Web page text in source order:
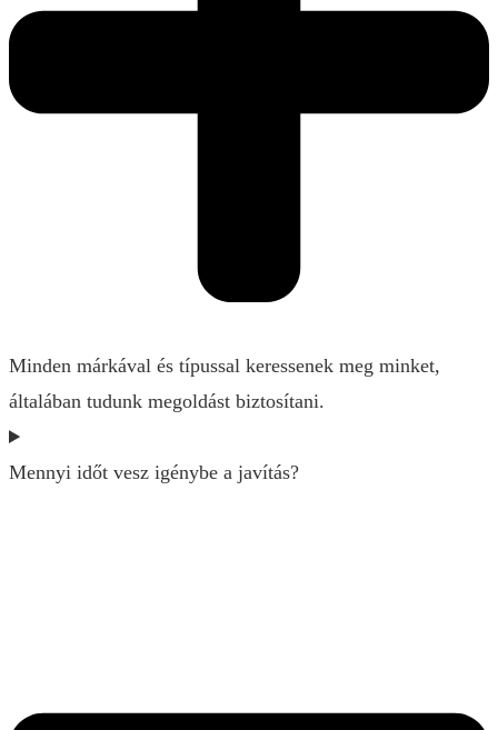
Minden márkával és típussal keressenek meg minket,
általában tudunk megoldást biztosítani.
Mennyi időt vesz igénybe a javítás?